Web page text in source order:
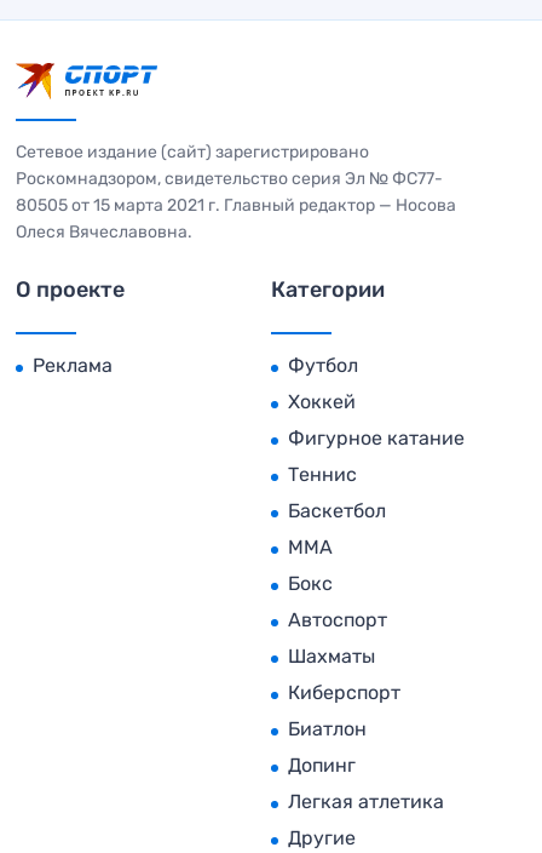
Сетевое издание (сайт) зарегистрировано
Роскомнадзором, свидетельство серия Эл № ФС77-
80505 от 15 марта 2021 г. Главный редактор — Носова
Олеся Вячеславовна.
О проекте
Реклама
Категории
Футбол
Хоккей
Фигурное катание
Теннис
Баскетбол
MMA
Бокс
Автоспорт
Шахматы
Киберспорт
Биатлон
Допинг
Легкая атлетика
Другие